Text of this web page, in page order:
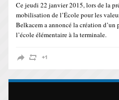
Ce jeudi 22 janvier 2015, lors de la
mobilisation de l’École pour les
Belkacem a annoncé la création
l’école élémentaire à la terminale.